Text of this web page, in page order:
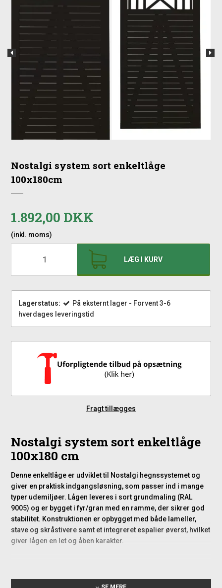
Nostalgi system sort enkeltlåge
100x180cm
1.892,00 DKK
(inkl. moms)
LÆG I KURV
Lagerstatus:
På eksternt lager - Forvent 3-6
hverdages leveringstid
Fragt tillægges
Nostalgi system sort enkeltlåge
100x180 cm
Denne enkeltlåge er udviklet til Nostalgi hegnssystemet og
giver en praktisk indgangsløsning, som passer ind i mange
typer udemiljøer. Lågen leveres i sort grundmaling (RAL
9005) og er bygget i fyr/gran med en ramme, der sikrer god
stabilitet. Konstruktionen er opbygget med både lameller,
stave og skråstivere samt et integreret espalier øverst, hvilket
giver lågen en let og åben karakter.